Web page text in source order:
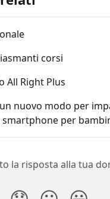
corsi
All Right Plus
nuovo modo per
smartphone per
la risposta alla tua